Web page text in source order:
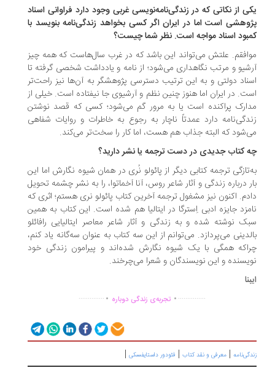
از نکاتی که در زندگی‌نامه‌نویسی غربی وجود دارد فراوانی اسناد
است اما در ایران اگر کسی بخواهد زندگی‌نامه بنویسد با
اسناد مواجه است. نظر شما چیست؟
علتش می‌تواند این باشد که در غرب سال‌هاست که همه چیز
و مرتب نگاهداری می‌شود؛ از نامه و یادداشت شخصی گرفته تا
دولتی و به این ترتیب دسترسی پژوهشگر به آن‌ها نیز راحت‌تر
در ایران اما هنوز چنین نظم و آرشیوی جا نیفتاده است. خیلی از
پراکنده است یا به مرور گم می‌شود؛ کسی که قصد نوشتن
دارد عمدتاً ناچار به رجوع به خاطرات و روایات شفاهی
که البته جذاب هم هست، اما کار را سخت‌تر می‌کند.
کتاب جدیدی در دست ترجمه یا نشر دارید؟
ترجمه کتابی دیگر از پائولو نُری در همان شیوه نگارش اما این
درباره زندگی و آثار شاعر روس، آنا آخماتوا، را به نشر چشمه تحویل
اکنون نیز مشغول ترجمه آخرین کتاب پائولو نری هستم؛ اثری که
جایزه ادبی اِسترگا در ایتالیا هم شده است. این کتاب به همین
نوشته شده و به زندگی و آثار شاعر معاصر ایتالیایی رافائلو
می‌پردازد. می‌توانم از این سه کتاب به عنوان سه‌گانه یاد کنم،
همگی با یک شیوه نگارش شده‌اند و پیرامون زندگی خود
و این نویسندگان و شعرا می‌چرخند.
...............
. تجربه‌ی زندگی دوباره.
..............
|معرفی و نقد کتاب|فئودور داستایفسکی|